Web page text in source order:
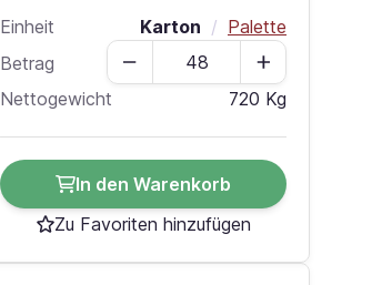
Einheit Karton / Palette
Betrag
Menge
Nettogewicht 720 Kg
In den Warenkorb
Zu Favoriten hinzufügen